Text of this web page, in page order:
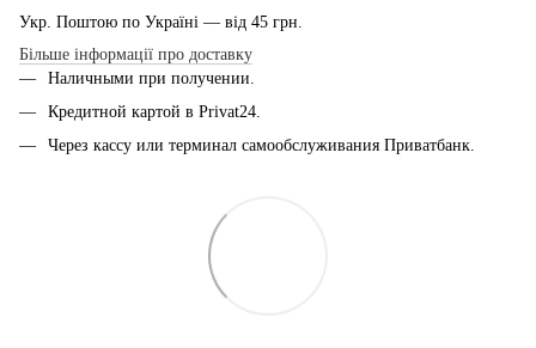
Укр. Поштою по Україні — від 45 грн.
Більше інформації про доставку
Наличными при получении.
Кредитной картой в Privat24.
Через кассу или терминал самообслуживания Приватбанк.